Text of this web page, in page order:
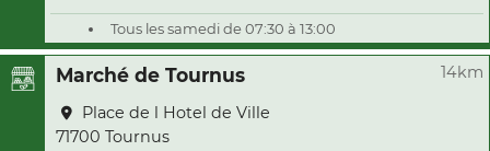
Tous les samedi de 07:30 à 13:00
Marché de Tournus 14km
Place de l Hotel de Ville
71700 Tournus